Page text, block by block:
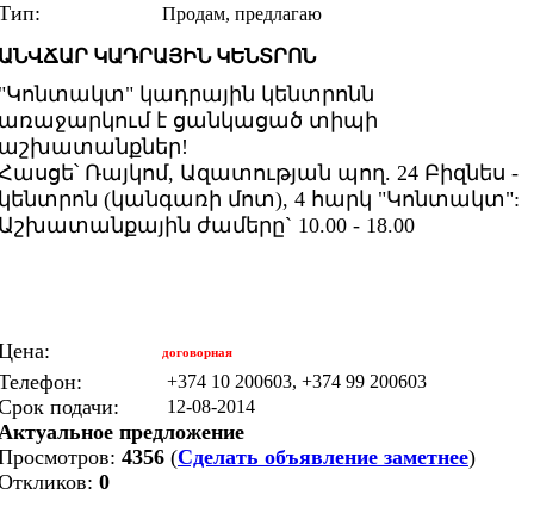
Продам, предлагаю
ԿԱԴՐԱՅԻՆ ԿԵՆՏՐՈՆ
կադրային կենտրոնն
է ցանկացած տիպի
Ռայկոմ, Ազատության պող. 24 Բիզնես -
(կանգառի մոտ), 4 հարկ "Կոնտակտ":
ժամերը` 10.00 - 18.00
договорная
+374 10 200603, +374 99 200603
подачи: 12-08-2014
предложение
4356 (Сделать объявление заметнее)
0